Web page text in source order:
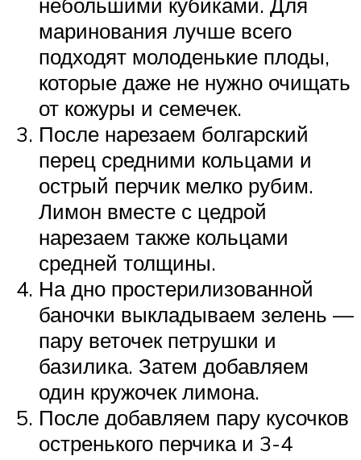
маринования лучше всего
подходят молоденькие плоды,
которые даже не нужно очищать
от кожуры и семечек.
После нарезаем болгарский
перец средними кольцами и
острый перчик мелко рубим.
Лимон вместе с цедрой
нарезаем также кольцами
средней толщины.
На дно простерилизованной
баночки выкладываем зелень —
пару веточек петрушки и
базилика. Затем добавляем
один кружочек лимона.
После добавляем пару кусочков
остренького перчика и 3-4